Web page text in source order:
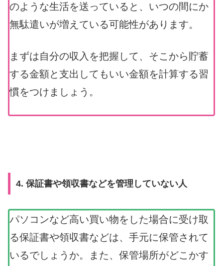
のような生活を送っていると、いつの間にか
無駄遣いが増えている可能性があります。
まずは自分の収入を把握して、そこから貯蓄
する金額と支出してもいい金額を計算する習
慣をつけましょう。
4. 保証書や領収書などを管理していない人
パソコンなど高い買い物をした場合に受け取
る保証書や領収書などは、手元に保管されて
いるでしょうか。また、保管場所がどこかす